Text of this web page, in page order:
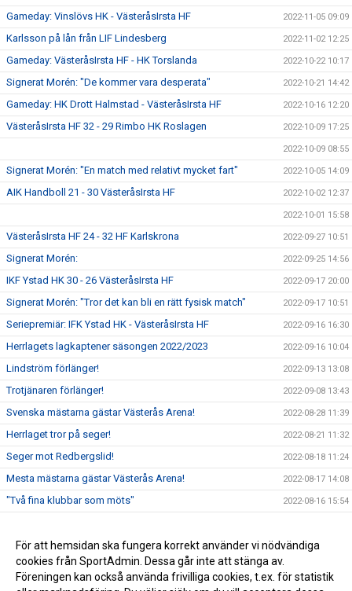
Gameday: Vinslövs HK - VästeråsIrsta HF 2022-11-05 09:09
Karlsson på lån från LIF Lindesberg 2022-11-02 12:25
Gameday: VästeråsIrsta HF - HK Torslanda 2022-10-22 10:17
Signerat Morén: "De kommer vara desperata" 2022-10-21 14:42
Gameday: HK Drott Halmstad - VästeråsIrsta HF 2022-10-16 12:20
VästeråsIrsta HF 32 - 29 Rimbo HK Roslagen 2022-10-09 17:25
2022-10-09 08:55
Signerat Morén: "En match med relativt mycket fart" 2022-10-05 14:09
AIK Handboll 21 - 30 VästeråsIrsta HF 2022-10-02 12:37
2022-10-01 15:58
VästeråsIrsta HF 24 - 32 HF Karlskrona 2022-09-27 10:51
Signerat Morén: 2022-09-25 14:56
IKF Ystad HK 30 - 26 VästeråsIrsta HF 2022-09-17 20:00
Signerat Morén: "Tror det kan bli en rätt fysisk match" 2022-09-17 10:51
Seriepremiär: IFK Ystad HK - VästeråsIrsta HF 2022-09-16 16:30
Herrlagets lagkaptener säsongen 2022/2023 2022-09-16 10:04
Lindström förlänger! 2022-09-13 13:08
Trotjänaren förlänger! 2022-09-08 13:43
Svenska mästarna gästar Västerås Arena! 2022-08-28 11:39
Herrlaget tror på seger! 2022-08-21 11:32
Seger mot Redbergslid! 2022-08-18 11:24
Mesta mästarna gästar Västerås Arena! 2022-08-17 14:08
"Två fina klubbar som möts" 2022-08-16 15:54
Hagsköld förlänger! 2022-06-29 14:53
Johan Jonsson ansluter från Anderstorp! 2022-06-28 14:52
För att hemsidan ska fungera korrekt använder vi nödvändiga
cookies från SportAdmin. Dessa går inte att stänga av.
Föreningen kan också använda frivilliga cookies, t.ex. för statistik